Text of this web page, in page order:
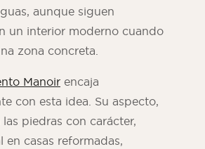
aunque siguen
un interior moderno cuando
zona concreta.
Manoir encaja
con esta idea. Su aspecto,
piedras con carácter,
en casas reformadas,